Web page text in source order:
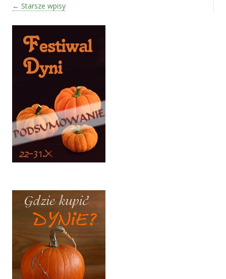
Zobacz wpisy
← Starsze wpisy